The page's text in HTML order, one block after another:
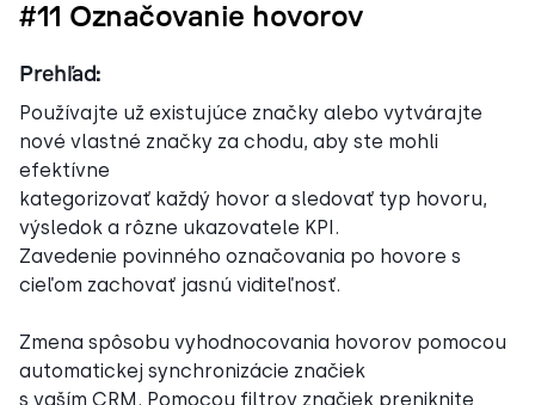
#11 Označovanie hovorov
Prehľad:
Používajte už existujúce značky alebo vytvárajte
nové vlastné značky za chodu, aby ste mohli
efektívne
kategorizovať každý hovor a sledovať typ hovoru,
výsledok a rôzne ukazovatele KPI.
Zavedenie povinného označovania po hovore s
cieľom zachovať jasnú viditeľnosť.
Zmena spôsobu vyhodnocovania hovorov pomocou
automatickej synchronizácie značiek
s vaším CRM. Pomocou filtrov značiek preniknite